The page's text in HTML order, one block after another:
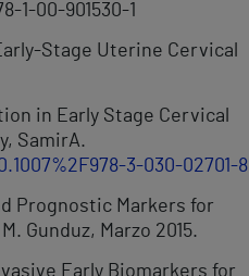
1-00-901530-1
Stage Uterine Cervical
in Early Stage Cervical
SamirA.
3-030-02701-8
Prognostic Markers for
Gunduz, Marzo 2015.
Early Biomarkers for